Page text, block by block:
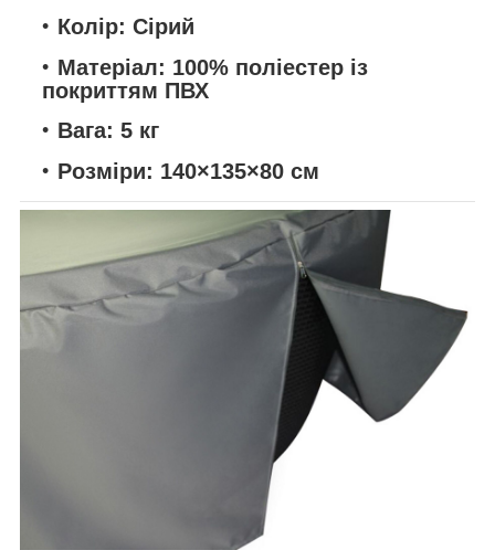
Колір: Сірий
Матеріал: 100% поліестер із
покриттям ПВХ
Вага: 5 кг
Розміри: 140×135×80 см